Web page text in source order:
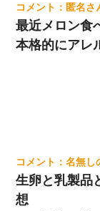
匿名
最近メロン食
本格的にアレ
名無し
生卵と乳製品
想